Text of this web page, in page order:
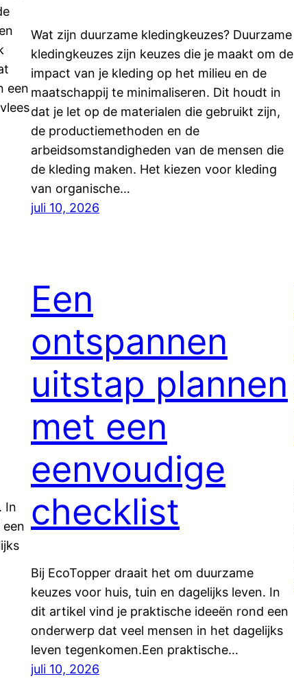
een
Wat zijn duurzame kledingkeuzes? Duurzame
kledingkeuzes zijn keuzes die je maakt om de
impact van je kleding op het milieu en de
maatschappij te minimaliseren. Dit houdt in
dat je let op de materialen die gebruikt zijn,
de productiemethoden en de
arbeidsomstandigheden van de mensen die
de kleding maken. Het kiezen voor kleding
van organische…
juli 10, 2026
In
Een
ontspannen
uitstap plannen
met een
eenvoudige
checklist
Bij EcoTopper draait het om duurzame
keuzes voor huis, tuin en dagelijks leven. In
dit artikel vind je praktische ideeën rond een
onderwerp dat veel mensen in het dagelijks
leven tegenkomen.Een praktische…
juli 10, 2026